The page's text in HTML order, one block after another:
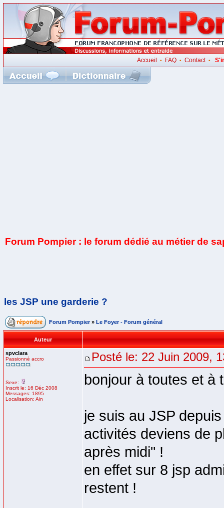
Accueil • FAQ• Contact•
Forum Pompier : le forum dédié au métier de
les JSP une garderie ?
Forum Pompier » Le Foyer - Forum général
Auteur
spvclara
Passionné accro
Sexe:
Inscrit le: 16 Déc 2008
Messages: 1895
Localisation: Ain
Posté le: 22 Juin 2009,
bonjour à toutes et à
je suis au JSP
activités deviens de
après midi" !
en effet sur 8 jsp
restent !